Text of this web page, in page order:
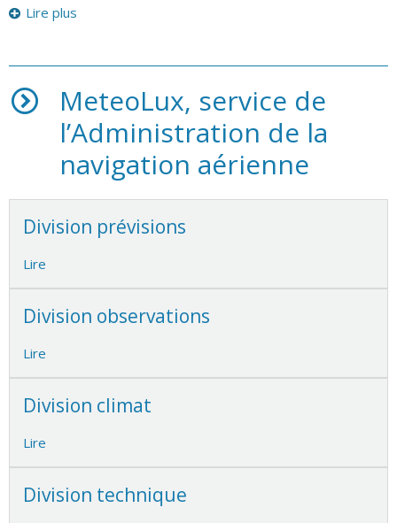
Lire plus
MeteoLux, service de
l’Administration de la
navigation aérienne
Division prévisions
Lire
Division observations
Lire
Division climat
Lire
Division technique